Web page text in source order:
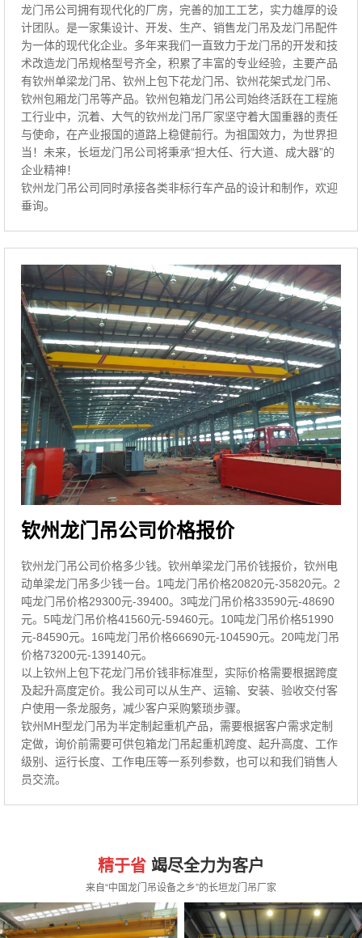
龙门吊公司拥有现代化的厂房，完善的加工工艺，实力雄厚的设
计团队。是一家集设计、开发、生产、销售龙门吊及龙门吊配件
为一体的现代化企业。多年来我们一直致力于龙门吊的开发和技
术改造龙门吊规格型号齐全，积累了丰富的专业经验，主要产品
有钦州单梁龙门吊、钦州上包下花龙门吊、钦州花架式龙门吊、
钦州包厢龙门吊等产品。钦州包箱龙门吊公司始终活跃在工程施
工行业中，沉着、大气的钦州龙门吊厂家坚守着大国重器的责任
与使命，在产业报国的道路上稳健前行。为祖国效力，为世界担
当！未来，长垣龙门吊公司将秉承“担大任、行大道、成大器”的
企业精神！
钦州龙门吊公司同时承接各类非标行车产品的设计和制作，欢迎
垂询。
钦州龙门吊公司价格报价
钦州龙门吊公司价格多少钱。钦州单梁龙门吊价钱报价，钦州电
动单梁龙门吊多少钱一台。1吨龙门吊价格20820元-35820元。2
吨龙门吊价格29300元-39400。3吨龙门吊价格33590元-48690
元。5吨龙门吊价格41560元-59460元。10吨龙门吊价格51990
元-84590元。16吨龙门吊价格66690元-104590元。20吨龙门吊
价格73200元-139140元。
以上钦州上包下花龙门吊价钱非标准型，实际价格需要根据跨度
及起升高度定价。我公司可以从生产、运输、安装、验收交付客
户使用一条龙服务，减少客户采购繁琐步骤。
钦州MH型龙门吊为半定制起重机产品，需要根据客户需求定制
定做，询价前需要可供包箱龙门吊起重机跨度、起升高度、工作
级别、运行长度、工作电压等一系列参数，也可以和我们销售人
员交流。
精于省 竭尽全力为客户
来自“中国龙门吊设备之乡”的长垣龙门吊厂家